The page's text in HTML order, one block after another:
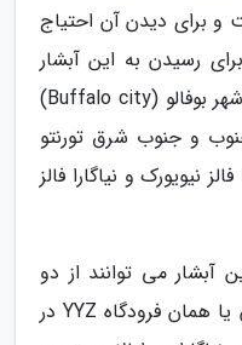
و برای دیدن آن احتیاج
رسیدن به این آبشار
باید به 27 کیلومتری شمال غربی شهر بوفالو (Buffalo city)
کیلومتری جنوب و جنوب شرق تورنتو
نیویورک و نیاگارا فالز
آبشار می توانند از دو
فرودگاه بین المللی تورنتو پیرسون یا همان فرودگاه YYZ در